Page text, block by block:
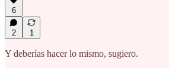
6
2 1
Y deberías hacer lo mismo, sugiero.